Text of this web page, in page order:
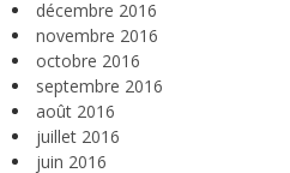
décembre 2016
novembre 2016
octobre 2016
septembre 2016
août 2016
juillet 2016
juin 2016